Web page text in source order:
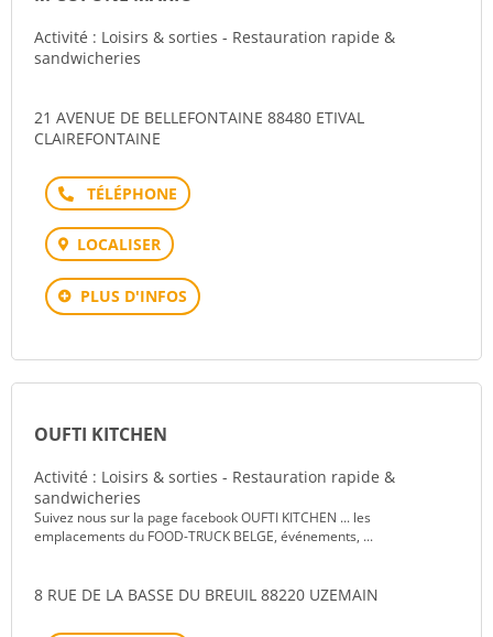
Activité : Loisirs & sorties - Restauration rapide &
sandwicheries
21 AVENUE DE BELLEFONTAINE 88480 ETIVAL
CLAIREFONTAINE
Téléphone
LOCALISER
PLUS D'INFOS
OUFTI KITCHEN
Activité : Loisirs & sorties - Restauration rapide &
sandwicheries
Suivez nous sur la page facebook OUFTI KITCHEN ... les
emplacements du FOOD-TRUCK BELGE, événements, ...
8 RUE DE LA BASSE DU BREUIL 88220 UZEMAIN